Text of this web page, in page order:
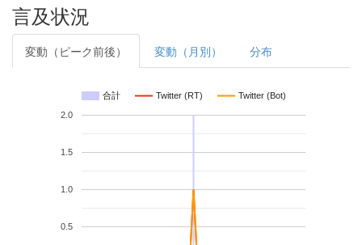
言及状況
変動（ピーク前後） 変動（月別） 分布
合計 Twitter (RT) Twitter (Bot)
0.5
1.0
1.5
2.0